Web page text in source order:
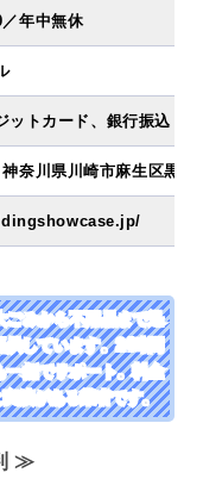
年中無休
ットカード、銀行振込
奈川県川崎市麻生区黒川
ごみから不用品まで迅
しています。24時間
一括でサポート。料金
実績がある業者です。
≫